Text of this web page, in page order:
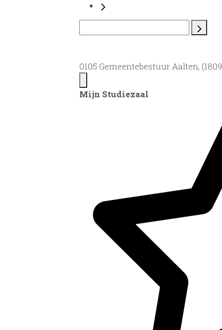
0105 Gemeentebestuur Aalten,
Mijn Studiezaal